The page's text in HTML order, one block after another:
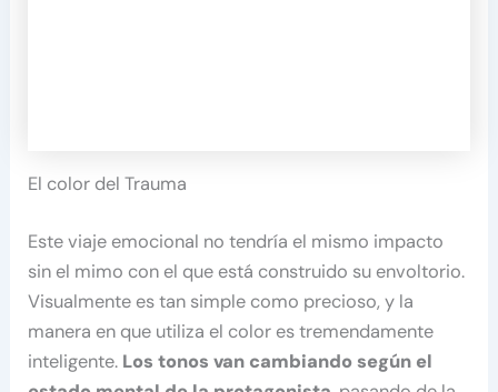
El color del Trauma
Este viaje emocional no tendría el mismo impacto
sin el mimo con el que está construido su envoltorio.
Visualmente es tan simple como precioso, y la
manera en que utiliza el color es tremendamente
inteligente. Los tonos van cambiando según el